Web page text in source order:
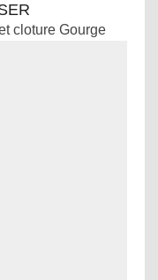
cloture Gourge